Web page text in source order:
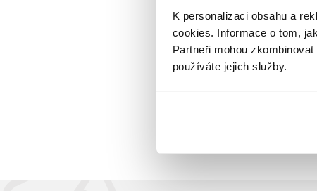
K personalizaci obsahu a
cookies. Informace o tom,
Partneři mohou
používáte jejich služby.